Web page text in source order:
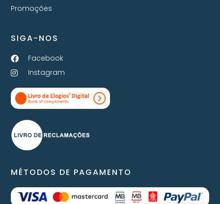
Promoções
SIGA-NOS
Facebook
Instagram
MÉTODOS DE PAGAMENTO